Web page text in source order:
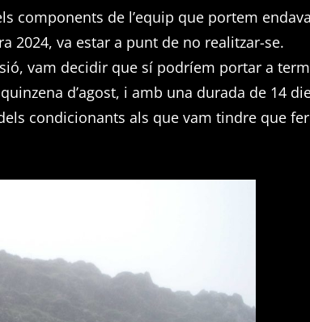
components de l’equip que portem
2024, va estar a punt de no realitzar-se.
vam decidir que sí podríem portar a
d’agost, i amb una durada de 14
condicionants als que vam tindre que fer